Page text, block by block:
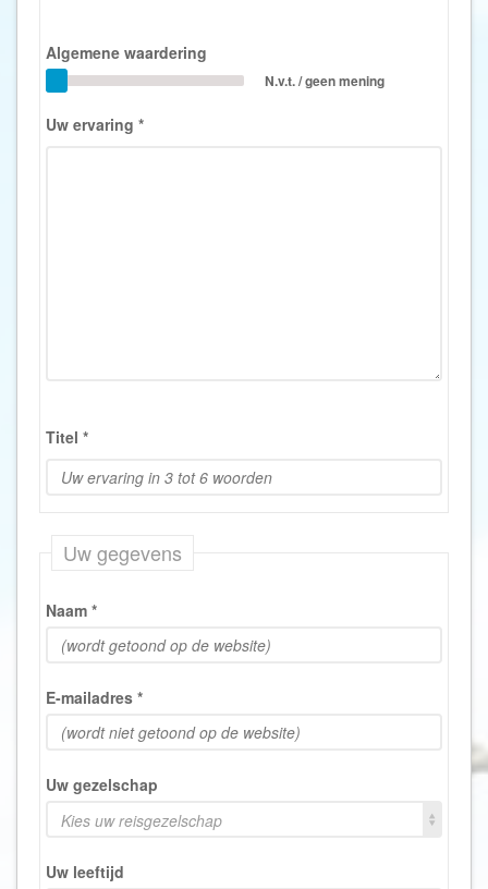
Algemene waardering
N.v.t. / geen mening
Uw ervaring *
Titel *
Uw gegevens
Naam *
E-mailadres *
Uw gezelschap
Kies uw reisgezelschap
Uw leeftijd